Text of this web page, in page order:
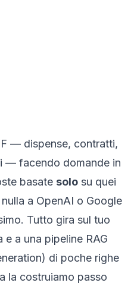
— dispense, contratti,
— facendo domande in
basate solo su quei
a OpenAI o Google
Tutto gira sul tuo
e a una pipeline RAG
di poche righe
la costruiamo passo